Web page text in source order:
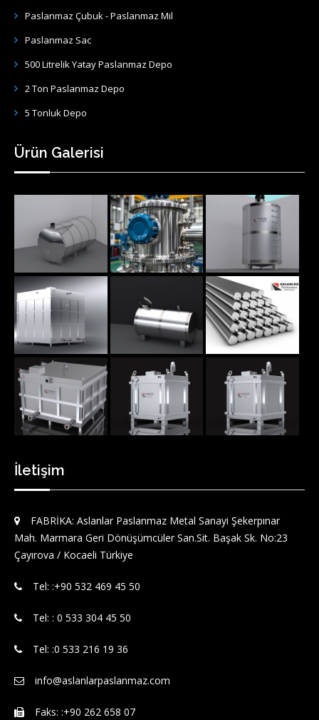
Paslanmaz Çubuk - Paslanmaz Mil
Paslanmaz Sac
500 Litrelik Yatay Paslanmaz Depo
2 Ton Paslanmaz Depo
5 Tonluk Depo
Ürün Galerisi
İletişim
FABRİKA: Aslanlar Paslanmaz Metal Sanayi Şekerpınar
Mah. Marmara Geri Dönüşümcüler San.Sit. Başak Sk. No:23
Çayırova / Kocaeli Türkiye
Tel: :‪+90 532 469 45 50‬
Tel: : 0 533 304 45 50
Tel: :0 533 216 19 36
info@aslanlarpaslanmaz.com
Faks: :+90 262 658 07